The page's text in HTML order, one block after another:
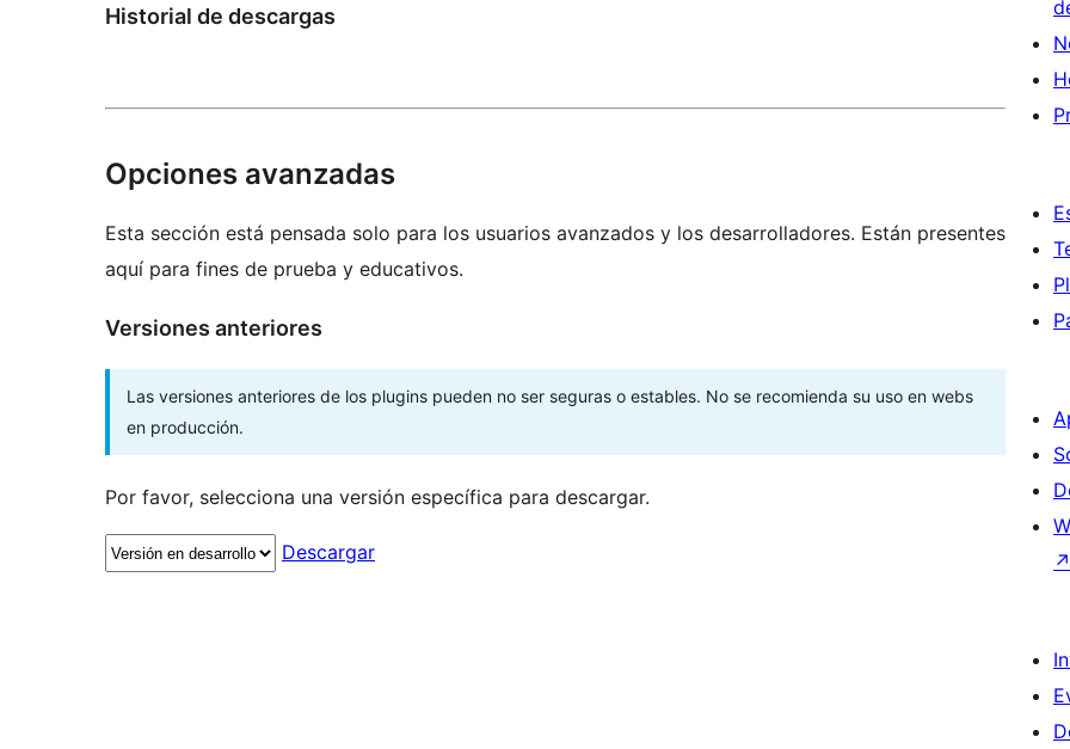
Historial de descargas
Opciones avanzadas
Esta sección está pensada solo para los usuarios avanzados y los desarrolladores. Están presentes
aquí para fines de prueba y educativos.
Versiones anteriores
Las versiones anteriores de los plugins pueden no ser seguras o estables. No se recomienda su uso en webs
en producción.
Por favor, selecciona una versión específica para descargar.
Descargar
↗